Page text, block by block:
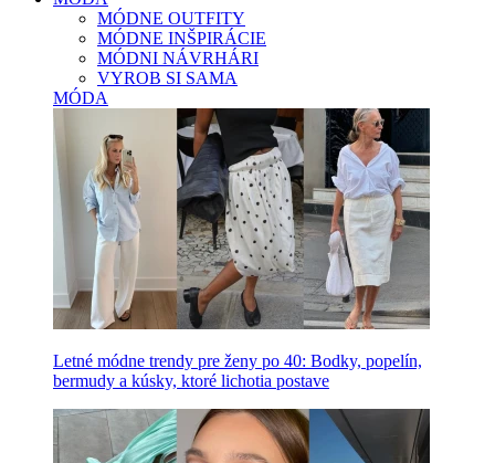
MÓDNE OUTFITY
MÓDNE INŠPIRÁCIE
MÓDNI NÁVRHÁRI
VYROB SI SAMA
MÓDA
Letné módne trendy pre ženy po 40: Bodky, popelín,
bermudy a kúsky, ktoré lichotia postave